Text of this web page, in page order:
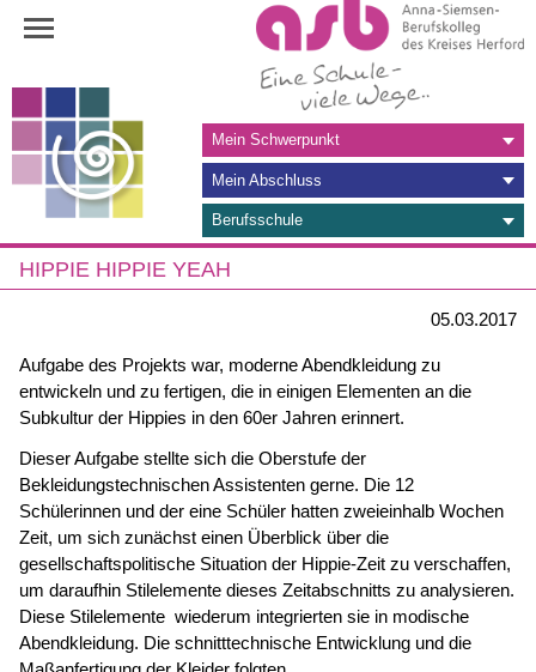
Navigation
überspringen
Mein Schwerpunkt
Mein Abschluss
Berufsschule
HIPPIE HIPPIE YEAH
05.03.2017
Aufgabe des Projekts war, moderne Abendkleidung zu
entwickeln und zu fertigen, die in einigen Elementen an die
Subkultur der Hippies in den 60er Jahren erinnert.
Dieser Aufgabe stellte sich die Oberstufe der
Bekleidungstechnischen Assistenten gerne. Die 12
Schülerinnen und der eine Schüler hatten zweieinhalb Wochen
Zeit, um sich zunächst einen Überblick über die
gesellschaftspolitische Situation der Hippie-Zeit zu verschaffen,
um daraufhin Stilelemente dieses Zeitabschnitts zu analysieren.
Diese Stilelemente wiederum integrierten sie in modische
Abendkleidung. Die schnitttechnische Entwicklung und die